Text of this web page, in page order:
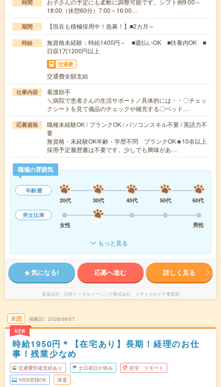
時間
お子さんの予定にも柔軟に調整可能です。シフト例9:00～
18:00（休憩60分）7:00～16:00…
期間 【現在も積極採用中！急募！】■2カ月～
時給
無資格未経験：時給1400円～ ■週払いOK ■扶養内OK ■
日収1万1200円以上
交通費
交通費全額支給
仕事内容
看護助手
＼病院で患者さんの生活サポート／具体的には・・〇チェッ
クシートを見て備品のチェックや補充する〇ベッド…
応募資格
職種未経験OK / ブランクOK / パソコンスキル不要 / 英語力不
要
無資格・未経験OK年齢・学歴不問 ブランクOK★10名以上
採用予定履歴書は不要です。少しでも興味があ…
職場の雰囲気
年齢層
20代
30代 40代 50代
60代
男女比率
女性
男性
もっと見る
気になる! 応募へ進む 詳しく見る
派遣会社 日研トータルソーシング株式会社 メディカルケア事業部
未読
NEW
掲載日 2026/08/07
時給1950円＊【在宅あり】長期！経理のお仕
事！残業少なめ
交通費別途支給あり 土日祝日が休み 在宅・リモート
WEB登録OK 派遣